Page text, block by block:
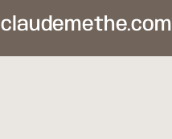
claudemethe.com